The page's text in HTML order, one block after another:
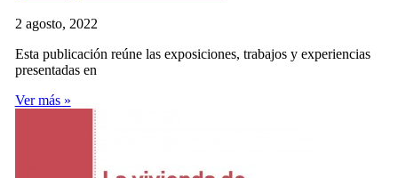
2 agosto, 2022
Esta publicación reúne las exposiciones, trabajos y experiencias
presentadas en
Ver más »